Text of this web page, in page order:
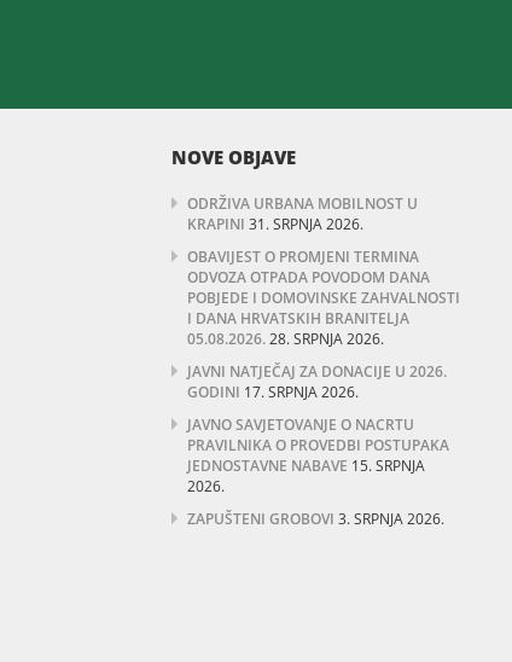
NOVE OBJAVE
ODRŽIVA URBANA MOBILNOST U
KRAPINI 31. SRPNJA 2026.
OBAVIJEST O PROMJENI TERMINA
ODVOZA OTPADA POVODOM DANA
POBJEDE I DOMOVINSKE ZAHVALNOSTI
I DANA HRVATSKIH BRANITELJA
05.08.2026.28. SRPNJA 2026.
JAVNI NATJEČAJ ZA DONACIJE U 2026.
GODINI 17. SRPNJA 2026.
JAVNO SAVJETOVANJE O NACRTU
PRAVILNIKA O PROVEDBI POSTUPAKA
JEDNOSTAVNE NABAVE 15. SRPNJA
2026.
ZAPUŠTENI GROBOVI 3. SRPNJA 2026.